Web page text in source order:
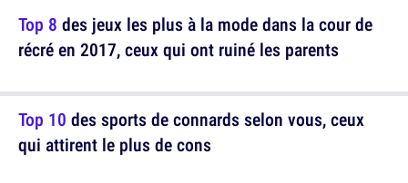
Top 10 des sports de connards selon vous, ceux
qui attirent le plus de cons
Top 8 des jeux les plus à la mode dans la cour de
récré en 2017, ceux qui ont ruiné les parents